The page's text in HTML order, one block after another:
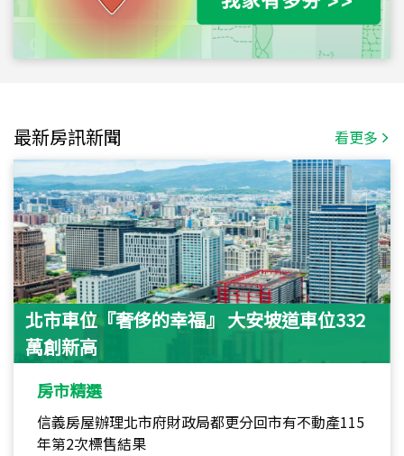
最新房訊新聞 看更多
北市車位『奢侈的幸福』 大安坡道車位332
萬創新高
房市精選
信義房屋辦理北市府財政局都更分回市有不動產115
年第2次標售結果